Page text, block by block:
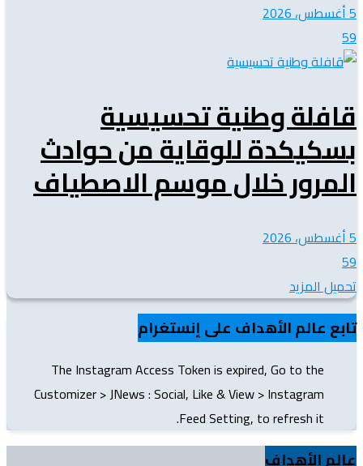
5 أغسطس، 2026
59
قافلة وطنية تحسيسية
بسكيكدة للوقاية من حوادث
المرور خلال موسم الاصطياف
5 أغسطس، 2026
59
تحميل المزيد
تابع عالم الأهداف على إنستغرام
The Instagram Access Token is expired, Go to the
Customizer > JNews : Social, Like & View > Instagram
Feed Setting, to refresh it.
عالم الأهداف